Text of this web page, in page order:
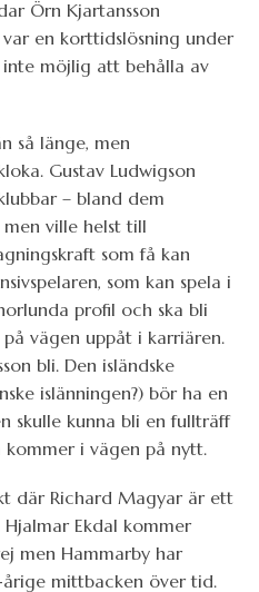
Örn Kjartansson
en korttidslösning under
inte möjlig att behålla av
så länge, men
Gustav Ludwigson
– bland dem
ville helst till
som få kan
som kan spela i
profil och ska bli
vägen uppåt i karriären.
bli. Den isländske
islänningen?) bör ha en
skulle kunna bli en fullträff
kommer i vägen på nytt.
där Richard Magyar är ett
Ekdal kommer
men Hammarby har
mittbacken över tid.